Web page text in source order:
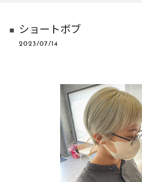
ショートボブ
2023/07/14